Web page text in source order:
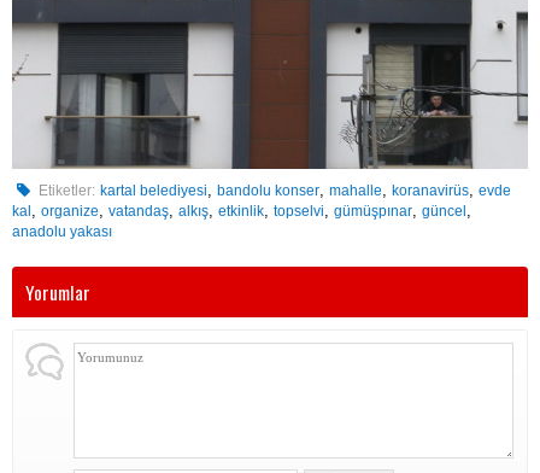
Etiketler: kartal belediyesi,bandolu konser,mahalle,koranavirüs,evde
kal , organize, vatandaş, alkış, etkinlik, topselvi, gümüşpınar, güncel ,
anadolu yakası
Yorumlar